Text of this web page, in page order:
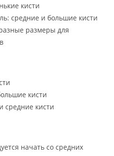
кисти
средние и большие кисти
размеры для
кисти
средние кисти
начать со средних